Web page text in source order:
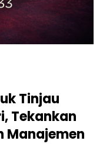
Tinjau
Tekankan
Manajemen